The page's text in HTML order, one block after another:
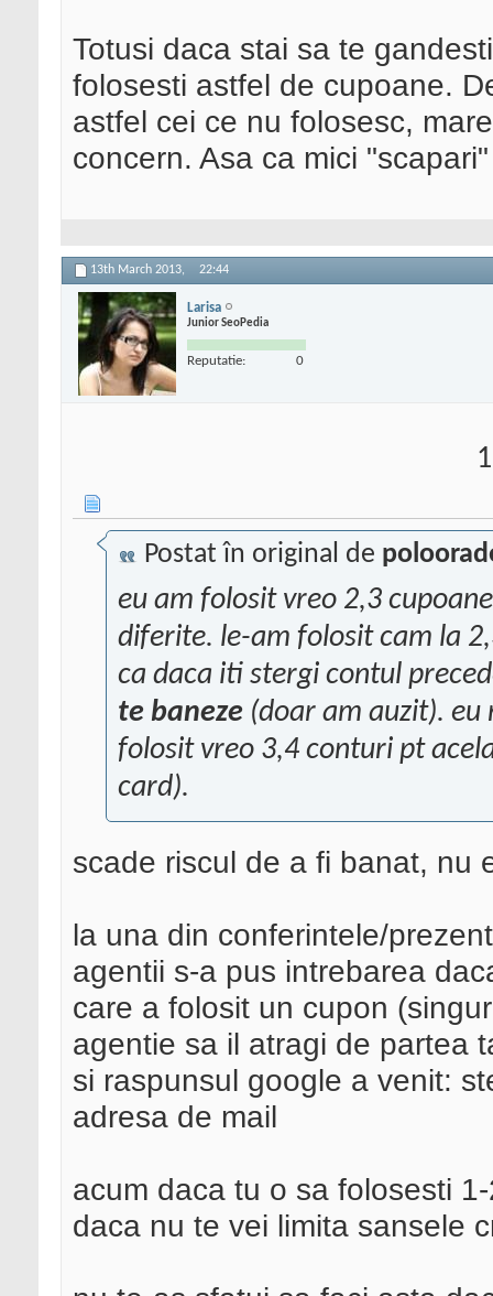
Totusi daca stai sa te
folosesti astfel de cupoane.
astfel cei ce nu folosesc,
concern. Asa ca mici
13th March 2013, 22:44
Larisa
Junior SeoPedia
Reputatie: 0
Postat în original de
eu am folosit vreo 2,3
diferite. le-am folosit cam la
ca daca iti stergi contul
te baneze (doar am auzit).
folosit vreo 3,4 conturi pt
card).
scade riscul de a fi banat, nu
la una din conferintele/
agentii s-a pus intrebarea
care a folosit un cupon
agentie sa il atragi de partea
si raspunsul google a venit:
adresa de mail
acum daca tu o sa folosesti
daca nu te vei limita sansele